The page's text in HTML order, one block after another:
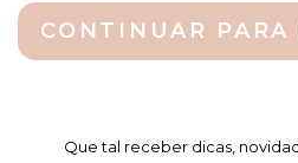
CONTINUAR
Que tal receber dicas,